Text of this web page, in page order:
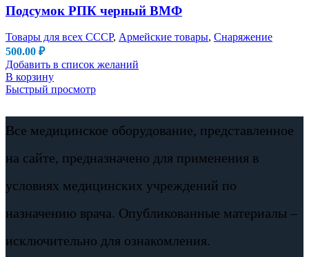
Подсумок РПК черный ВМФ
Товары для всех СССР, Армейские товары, Снаряжение
500.00 ₽
Добавить в список желаний
В корзину
Быстрый просмотр
Все медицинское оборудование, представленное
на сайте, предназначено для применения в
условиях медицинских учреждений по
назначению врача. Опубликованные материалы –
исключительно для ознакомления.